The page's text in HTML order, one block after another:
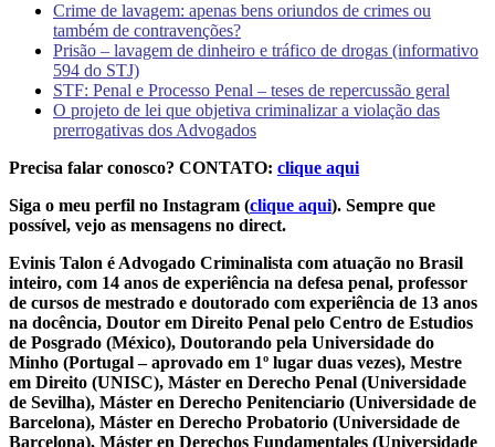
Crime de lavagem: apenas bens oriundos de crimes ou
também de contravenções?
Prisão – lavagem de dinheiro e tráfico de drogas (informativo
594 do STJ)
STF: Penal e Processo Penal – teses de repercussão geral
O projeto de lei que objetiva criminalizar a violação das
prerrogativas dos Advogados
Precisa falar conosco? CONTATO: clique aqui
Siga o meu perfil no Instagram (clique aqui). Sempre que
possível, vejo as mensagens no direct.
Evinis Talon é Advogado Criminalista com atuação no Brasil
inteiro, com 14 anos de experiência na defesa penal, professor
de cursos de mestrado e doutorado com experiência de 13 anos
na docência, Doutor em Direito Penal pelo Centro de Estudios
de Posgrado (México), Doutorando pela Universidade do
Minho (Portugal – aprovado em 1º lugar duas vezes), Mestre
em Direito (UNISC), Máster en Derecho Penal (Universidade
de Sevilha), Máster en Derecho Penitenciario (Universidade de
Barcelona), Máster en Derecho Probatorio (Universidade de
Barcelona), Máster en Derechos Fundamentales (Universidade